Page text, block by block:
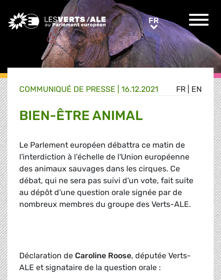
Greens/EFA Home FRFR
FR EN
COMMUNIQUÉ DE PRESSE 16.12.2021
BIEN-ÊTRE ANIMAL
Le Parlement européen débattra ce matin de
l'interdiction à l'échelle de l'Union européenne
des animaux sauvages dans les cirques. Ce
débat, qui ne sera pas suivi d'un vote, fait suite
au dépôt d'une question orale signée par de
nombreux membres du groupe des Verts-ALE.
Déclaration de Caroline Roose, députée Verts-
ALE et signataire de la question orale :